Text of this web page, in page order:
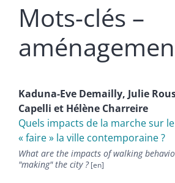
Mots-clés –
Kaduna-Eve Demailly, Julie
Capelli et Hélène Charreire
Quels impacts de la marche sur
« faire » la ville contemporaine ?
What are the impacts of walking
"making" the city ?